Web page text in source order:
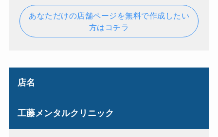
あなただけの店舗ページを無料で作成したい
方はコチラ
店名
工藤メンタルクリニック